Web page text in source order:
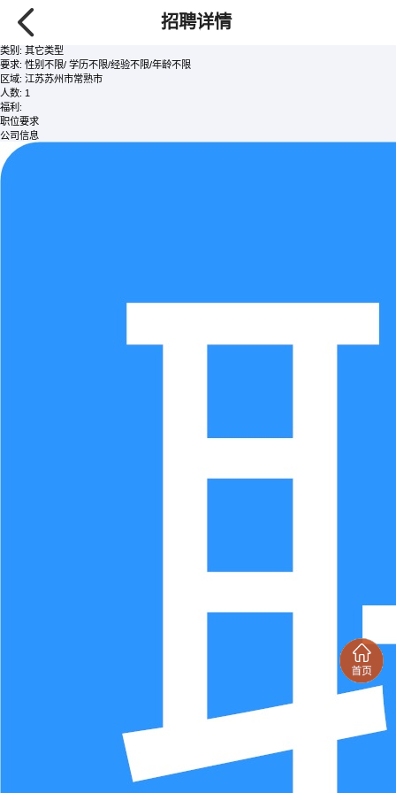
招聘详情
气体维护人员
面议
发布时间:2026-08-06 查看次数:353
类别: 其它类型
要求: 性别不限/ 学历不限/经验不限/年龄不限
区域: 江苏苏州市常熟市
人数: 1
福利:
职位要求
公司信息